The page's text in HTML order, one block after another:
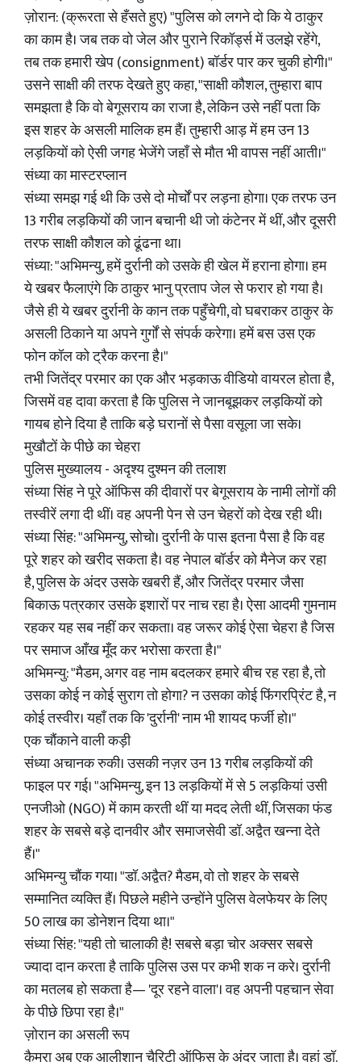
ज़ोरान: (क्रूरता से हँसते हुए) "पुलिस को लगने दो कि ये ठाकुर
का काम है। जब तक वो जेल और पुराने रिकॉर्ड्स में उलझे रहेंगे,
तब तक हमारी खेप (consignment) बॉर्डर पार कर चुकी होगी।"
उसने साक्षी की तरफ देखते हुए कहा, "साक्षी कौशल, तुम्हारा बाप
समझता है कि वो बेगूसराय का राजा है, लेकिन उसे नहीं पता कि
इस शहर के असली मालिक हम हैं। तुम्हारी आड़ में हम उन 13
लड़कियों को ऐसी जगह भेजेंगे जहाँ से मौत भी वापस नहीं आती।"
संध्या का मास्टरप्लान
संध्या समझ गई थी कि उसे दो मोर्चों पर लड़ना होगा। एक तरफ उन
13 गरीब लड़कियों की जान बचानी थी जो कंटेनर में थीं, और दूसरी
तरफ साक्षी कौशल को ढूंढना था।
संध्या: "अभिमन्यु, हमें दुर्रानी को उसके ही खेल में हराना होगा। हम
ये खबर फैलाएंगे कि ठाकुर भानु प्रताप जेल से फरार हो गया है।
जैसे ही ये खबर दुर्रानी के कान तक पहुँचेगी, वो घबराकर ठाकुर के
असली ठिकाने या अपने गुर्गों से संपर्क करेगा। हमें बस उस एक
फोन कॉल को ट्रैक करना है।"
तभी जितेंद्र परमार का एक और भड़काऊ वीडियो वायरल होता है,
जिसमें वह दावा करता है कि पुलिस ने जानबूझकर लड़कियों को
गायब होने दिया है ताकि बड़े घरानों से पैसा वसूला जा सके।
मुखौटों के पीछे का चेहरा
पुलिस मुख्यालय - अदृश्य दुश्मन की तलाश
संध्या सिंह ने पूरे ऑफिस की दीवारों पर बेगूसराय के नामी लोगों की
तस्वीरें लगा दी थीं। वह अपनी पेन से उन चेहरों को देख रही थी।
संध्या सिंह: "अभिमन्यु, सोचो। दुर्रानी के पास इतना पैसा है कि वह
पूरे शहर को खरीद सकता है। वह नेपाल बॉर्डर को मैनेज कर रहा
है, पुलिस के अंदर उसके खबरी हैं, और जितेंद्र परमार जैसा
बिकाऊ पत्रकार उसके इशारों पर नाच रहा है। ऐसा आदमी गुमनाम
रहकर यह सब नहीं कर सकता। वह जरूर कोई ऐसा चेहरा है जिस
पर समाज आँख मूँद कर भरोसा करता है।"
अभिमन्यु: "मैडम, अगर वह नाम बदलकर हमारे बीच रह रहा है, तो
उसका कोई न कोई सुराग तो होगा? न उसका कोई फिंगरप्रिंट है, न
कोई तस्वीर। यहाँ तक कि 'दुर्रानी' नाम भी शायद फर्जी हो।"
एक चौंकाने वाली कड़ी
संध्या अचानक रुकी। उसकी नज़र उन 13 गरीब लड़कियों की
फाइल पर गई। "अभिमन्यु, इन 13 लड़कियों में से 5 लड़कियां उसी
एनजीओ (NGO) में काम करती थीं या मदद लेती थीं, जिसका फंड
शहर के सबसे बड़े दानवीर और समाजसेवी डॉ. अद्वैत खन्ना देते
हैं।"
अभिमन्यु चौंक गया। "डॉ. अद्वैत? मैडम, वो तो शहर के सबसे
सम्मानित व्यक्ति हैं। पिछले महीने उन्होंने पुलिस वेलफेयर के लिए
50 लाख का डोनेशन दिया था।"
संध्या सिंह: "यही तो चालाकी है! सबसे बड़ा चोर अक्सर सबसे
ज्यादा दान करता है ताकि पुलिस उस पर कभी शक न करे। दुर्रानी
का मतलब हो सकता है— 'दूर रहने वाला'। वह अपनी पहचान सेवा
के पीछे छिपा रहा है।"
ज़ोरान का असली रूप